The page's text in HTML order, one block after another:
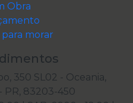
Obra
morar
350 SL02 - Oceania,
PR, 83203-450